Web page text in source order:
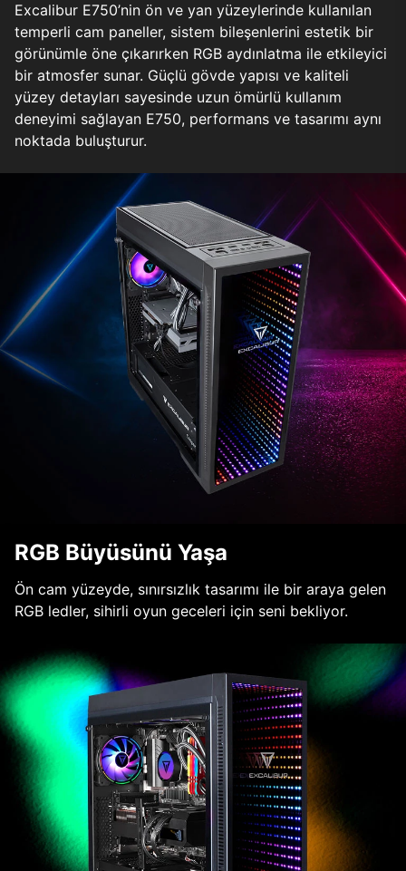
Excalibur E750’nin ön ve yan yüzeylerinde kullanılan
temperli cam paneller, sistem bileşenlerini estetik bir
görünümle öne çıkarırken RGB aydınlatma ile etkileyici
bir atmosfer sunar. Güçlü gövde yapısı ve kaliteli
yüzey detayları sayesinde uzun ömürlü kullanım
deneyimi sağlayan E750, performans ve tasarımı aynı
noktada buluşturur.
RGB Büyüsünü Yaşa
Ön cam yüzeyde, sınırsızlık tasarımı ile bir araya gelen
RGB ledler, sihirli oyun geceleri için seni bekliyor.